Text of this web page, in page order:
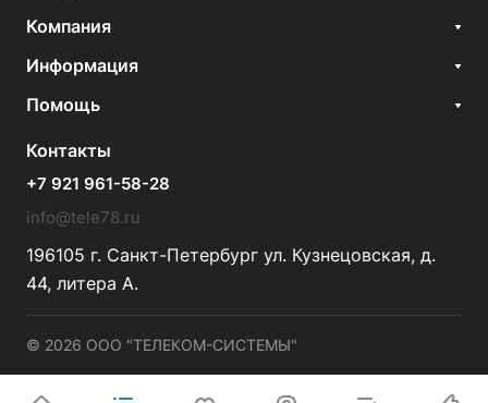
Компания
Информация
Помощь
Контакты
+7 921 961-58-28
info@tele78.ru
196105 г. Санкт-Петербург ул. Кузнецовская, д.
44, литера А.
© 2026 ООО "ТЕЛЕКОМ-СИСТЕМЫ"